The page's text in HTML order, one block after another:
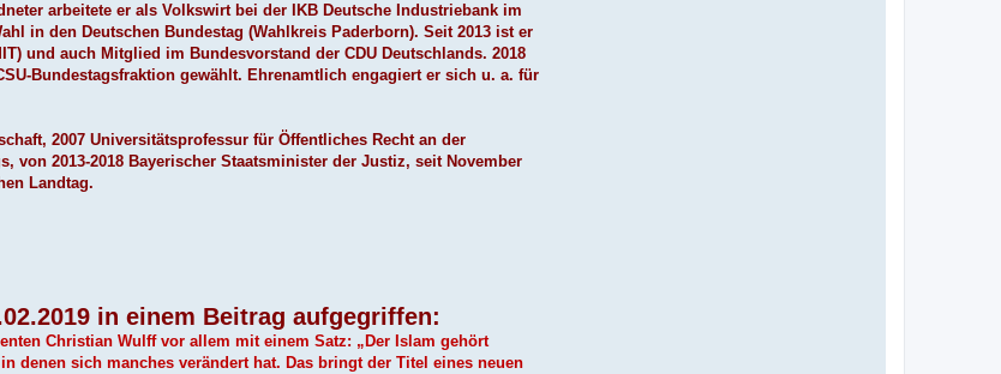
arbeitete er als Volkswirt bei der IKB Deutsche Industriebank im
in den Deutschen Bundestag (Wahlkreis Paderborn). Seit 2013 ist er
und auch Mitglied im Bundesvorstand der CDU Deutschlands. 2018
Bundestagsfraktion gewählt. Ehrenamtlich engagiert er sich u. a. für
2007 Universitätsprofessur für Öffentliches Recht an der
von 2013-2018 Bayerischer Staatsminister der Justiz, seit November
Landtag.
in einem Beitrag aufgegriffen:
Christian Wulff vor allem mit einem Satz: „Der Islam gehört
denen sich manches verändert hat. Das bringt der Titel eines neuen